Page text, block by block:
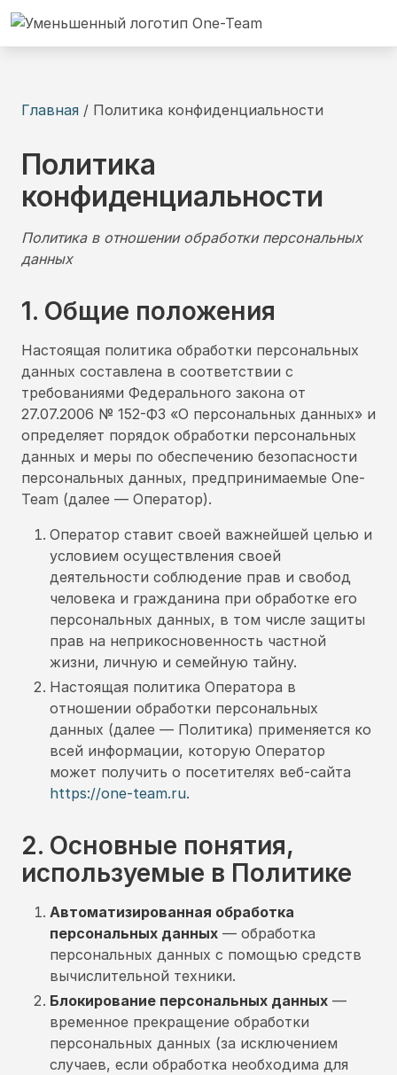
Главная / Политика конфиденциальности
Политика
конфиденциальности
Политика в отношении обработки персональных
данных
1. Общие положения
Настоящая политика обработки персональных
данных составлена в соответствии с
требованиями Федерального закона от
27.07.2006 № 152-ФЗ «О персональных данных» и
определяет порядок обработки персональных
данных и меры по обеспечению безопасности
персональных данных, предпринимаемые One-
Team (далее — Оператор).
Оператор ставит своей важнейшей целью и
условием осуществления своей
деятельности соблюдение прав и свобод
человека и гражданина при обработке его
персональных данных, в том числе защиты
прав на неприкосновенность частной
жизни, личную и семейную тайну.
Настоящая политика Оператора в
отношении обработки персональных
данных (далее — Политика) применяется ко
всей информации, которую Оператор
может получить о посетителях веб-сайта
https://one-team.ru.
2. Основные понятия,
используемые в Политике
Автоматизированная обработка
персональных данных — обработка
персональных данных с помощью средств
вычислительной техники.
Блокирование персональных данных —
временное прекращение обработки
персональных данных (за исключением
случаев, если обработка необходима для